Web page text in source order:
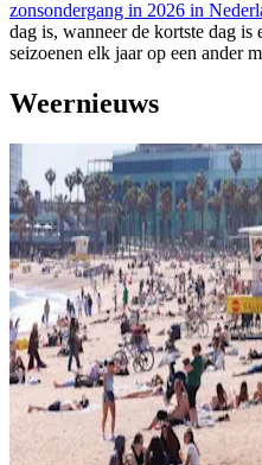
zonsondergang in 2026 in
dag is, wanneer de kortste dag is
seizoenen elk jaar op een ander
Weernieuws